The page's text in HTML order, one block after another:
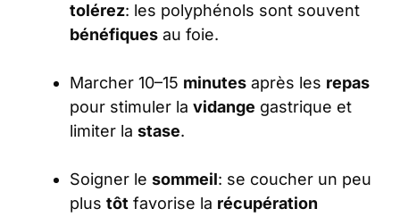
tolérez: les polyphénols sont souvent
bénéfiques au foie.
Marcher 10–15 minutes après les repas
pour stimuler la vidange gastrique et
limiter la stase.
Soigner le sommeil: se coucher un peu
plus tôt favorise la récupération